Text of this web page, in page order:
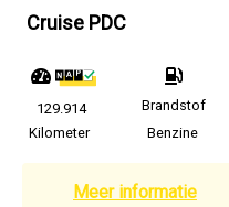
Cruise PDC
129.914
Kilometer
Brandstof
Benzine
Meer informatie